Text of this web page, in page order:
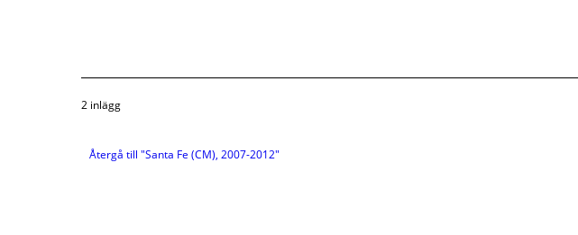
2 inlägg
Återgå till "Santa Fe (CM), 2007-2012"